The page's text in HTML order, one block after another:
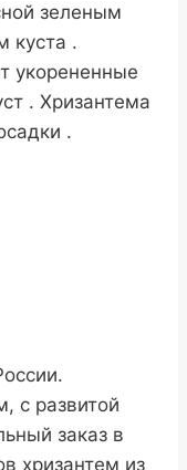
зеленым
куста .
укорененные
. Хризантема
.
с развитой
заказ в
хризантем из